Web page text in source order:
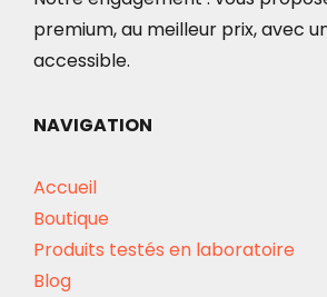
premium, au meilleur prix, avec
accessible.
NAVIGATION
Accueil
Boutique
Produits testés en laboratoire
Blog